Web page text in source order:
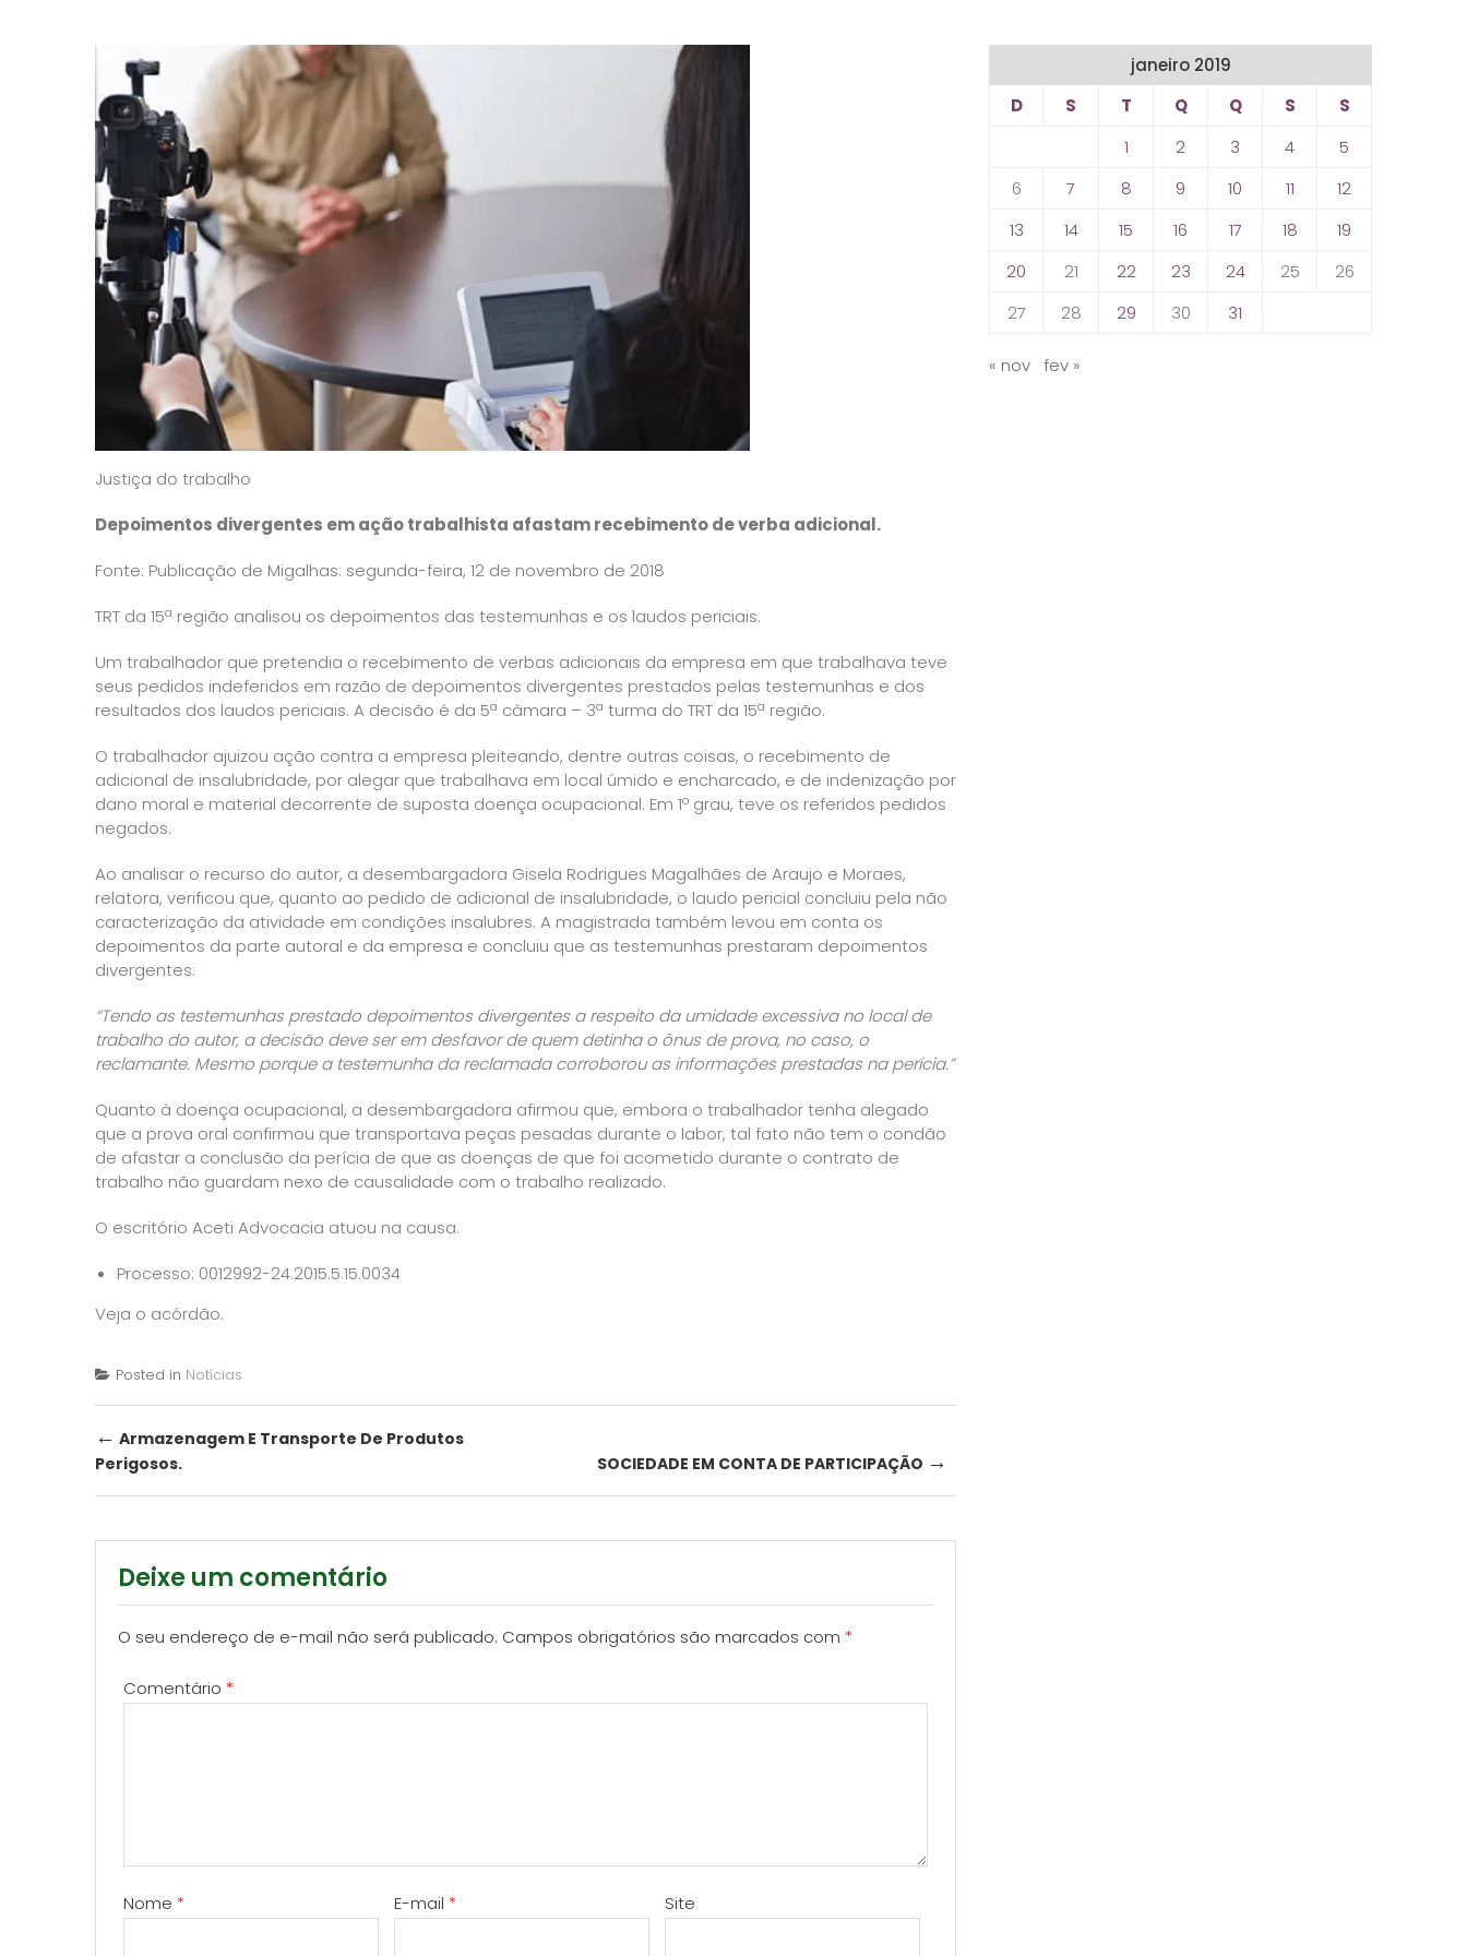
Justiça do trabalho
Depoimentos divergentes em ação trabalhista afastam recebimento de verba adicional.
Fonte: Publicação de Migalhas: segunda-feira, 12 de novembro de 2018
TRT da 15ª região analisou os depoimentos das testemunhas e os laudos periciais.
Um trabalhador que pretendia o recebimento de verbas adicionais da empresa em que trabalhava teve
seus pedidos indeferidos em razão de depoimentos divergentes prestados pelas testemunhas e dos
resultados dos laudos periciais. A decisão é da 5ª câmara – 3ª turma do TRT da 15ª região.
O trabalhador ajuizou ação contra a empresa pleiteando, dentre outras coisas, o recebimento de
adicional de insalubridade, por alegar que trabalhava em local úmido e encharcado, e de indenização por
dano moral e material decorrente de suposta doença ocupacional. Em 1º grau, teve os referidos pedidos
negados.
Ao analisar o recurso do autor, a desembargadora Gisela Rodrigues Magalhães de Araujo e Moraes,
relatora, verificou que, quanto ao pedido de adicional de insalubridade, o laudo pericial concluiu pela não
caracterização da atividade em condições insalubres. A magistrada também levou em conta os
depoimentos da parte autoral e da empresa e concluiu que as testemunhas prestaram depoimentos
divergentes:
“Tendo as testemunhas prestado depoimentos divergentes a respeito da umidade excessiva no local de
trabalho do autor, a decisão deve ser em desfavor de quem detinha o ônus de prova, no caso, o
reclamante. Mesmo porque a testemunha da reclamada corroborou as informações prestadas na perícia.”
Quanto à doença ocupacional, a desembargadora afirmou que, embora o trabalhador tenha alegado
que a prova oral confirmou que transportava peças pesadas durante o labor, tal fato não tem o condão
de afastar a conclusão da perícia de que as doenças de que foi acometido durante o contrato de
trabalho não guardam nexo de causalidade com o trabalho realizado.
O escritório Aceti Advocacia atuou na causa.
Processo: 0012992-24.2015.5.15.0034
Veja o acórdão.
Posted in Notícias
Post
navigation
← Armazenagem E Transporte De Produtos
Perigosos.
SOCIEDADE EM CONTA DE PARTICIPAÇÃO →
Deixe um comentário
O seu endereço de e-mail não será publicado. Campos obrigatórios são marcados com *
Comentário *
Nome * E-mail * Site
janeiro 2019
D
S T Q Q S
S
1
2 3 4
5
6
7 8 9 10 11
12
13
14 15 16 17 18
19
20
21 22 23 24 25
26
27
28 29 30 31
« nov fev »